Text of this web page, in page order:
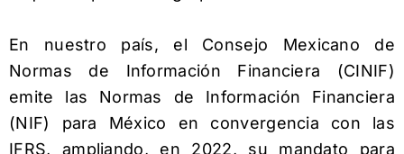
En nuestro país, el Consejo Mexicano de
Normas de Información Financiera (CINIF)
emite las Normas de Información Financiera
(NIF) para México en convergencia con las
IFRS, ampliando, en 2022, su mandato para